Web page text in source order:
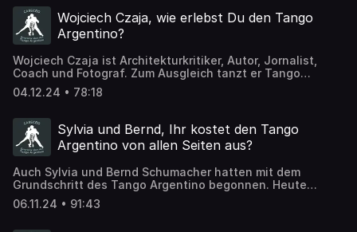
Wojciech Czaja, wie erlebst Du den Tango
Argentino?
Wojciech Czaja ist Architekturkritiker, Autor, Jornalist,
Coach und Fotograf. Zum Ausgleich tanzt er Tango
Argentino. In dieser Episode spricht er über seine
Beobachtungen des Tango Argentino, das
04.12.24 • 78:18
Sylvia und Bernd, Ihr kostet den Tango
Argentino von allen Seiten aus?
Auch Sylvia und Bernd Schumacher hatten mit dem
Grundschritt des Tango Argentino begonnen. Heute
organisieren sie ihre eigene Milonga, unterrichten, und
stellen ein Festivalito in Wien auf die Beine.
06.11.24 • 91:43